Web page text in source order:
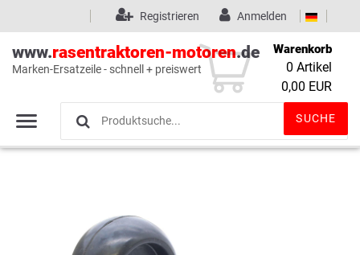
Wunschliste (0)
Anmelden
Registrieren
www.rasentraktoren-motoren.de
Marken-Ersatzeile - schnell + preiswert
SUCHE
Warenkorb
0 Artikel
0,00 EUR